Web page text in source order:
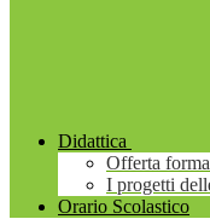
Didattica
Offerta
I progetti
Orario Scolastico